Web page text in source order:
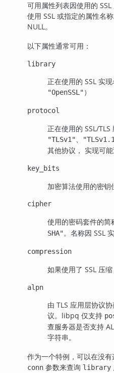
可用属性列表因使用的
使用 SSL 或指定的属性名
NULL。
以下属性通常可用：
library
正在使用的 SSL 实
"OpenSSL"）
protocol
正在使用的 SSL/
"TLSv1"、
其他协议， 实现可能
key_bits
加密算法使用的密钥
cipher
使用的密码套件的简
SHA"。名称因 SSL
compression
如果使用了 SSL 压
alpn
由 TLS 应用层协议
议。libpq 仅支持
查服务器是否支持
字符串。
作为一个特例，可以在没
conn 参数来查询 library